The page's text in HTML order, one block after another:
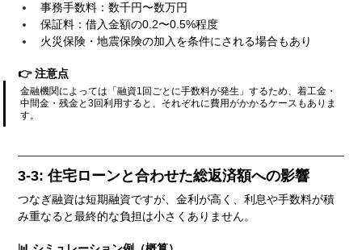
事務手数料：数千円〜数万円
保証料：借入金額の0.2〜0.5%程度
火災保険・地震保険の加入を条件にされる場合もあり
👉 注意点
金融機関によっては「融資1回ごとに手数料が発生」するため、着工金・
中間金・残金と3回利用すると、それぞれに費用がかかるケースもありま
す。
3-3: 住宅ローンと合わせた総返済額への影響
つなぎ融資は短期融資ですが、金利が高く、利息や手数料が積
み重なると最終的な負担は小さくありません。